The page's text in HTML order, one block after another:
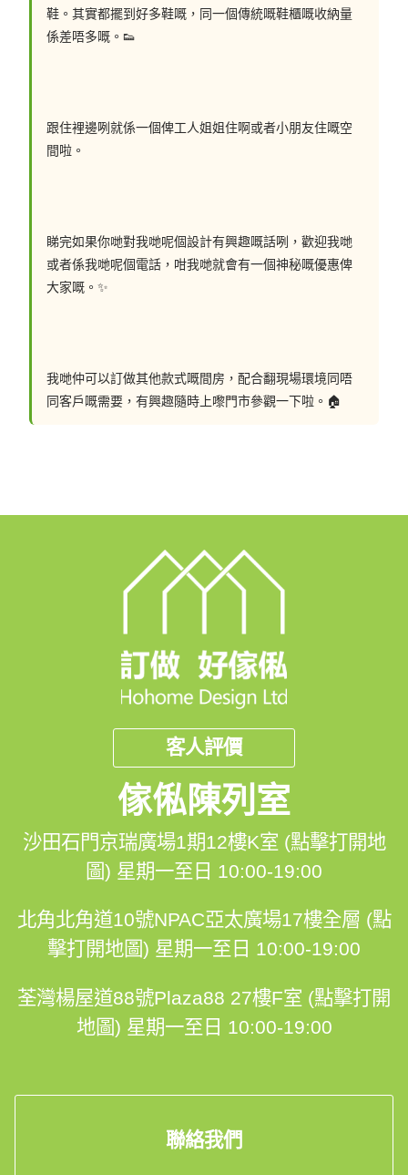
鞋。其實都擺到好多鞋嘅，同一個傳統嘅鞋櫃嘅收納量
係差唔多嘅。👟
跟住裡邊咧就係一個俾工人姐姐住啊或者小朋友住嘅空
間啦。
睇完如果你哋對我哋呢個設計有興趣嘅話咧，歡迎我哋
或者係我哋呢個電話，咁我哋就會有一個神秘嘅優惠俾
大家嘅。✨
我哋仲可以訂做其他款式嘅間房，配合翻現場環境同唔
同客戶嘅需要，有興趣隨時上嚟門市參觀一下啦。🏠
客人評價
傢俬陳列室
沙田石門京瑞廣場1期12樓K室 (點擊打開地
圖) 星期一至日 10:00-19:00
北角北角道10號NPAC亞太廣場17樓全層 (點
擊打開地圖) 星期一至日 10:00-19:00
荃灣楊屋道88號Plaza88 27樓F室 (點擊打開
地圖) 星期一至日 10:00-19:00
聯絡我們